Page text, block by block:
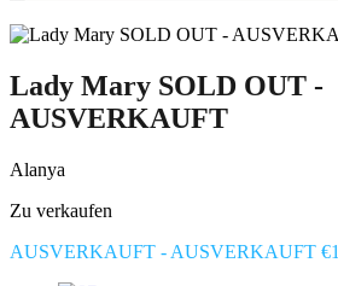
Lady Mary SOLD OUT -
AUSVERKAUFT
Alanya
Zu verkaufen
AUSVERKAUFT - AUSVERKAUFT €1